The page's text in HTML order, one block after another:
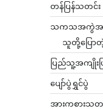
တန်ပြန်သတင်း
သကသအကွဲအ
သူတို့ပြော
ပြည်သူ့အကျိုး
ပျော်ပွဲရွှင်ပွဲ
အားကစားသတ